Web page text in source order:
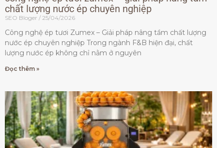
chất lượng nước ép chuyên nghiệp
SEO Bloger 25/04/2026
Công nghệ ép tươi Zumex – Giải pháp nâng tầm chất lượng
nước ép chuyên nghiệp Trong ngành F&B hiện đại, chất
lượng nước ép không chỉ nằm ở nguyên
Đọc thêm »